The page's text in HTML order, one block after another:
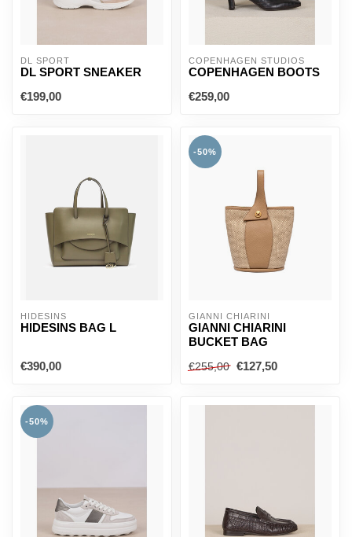
DL SPORT
DL SPORT SNEAKER
€199,00
COPENHAGEN STUDIOS
COPENHAGEN BOOTS
€259,00
HIDESINS
HIDESINS BAG L
€390,00
-50%
GIANNI CHIARINI
GIANNI CHIARINI
BUCKET BAG
€255,00 €127,50
-50%